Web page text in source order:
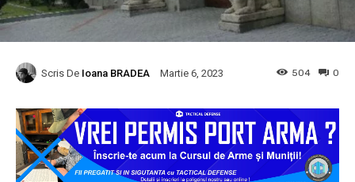
Scris De Ioana BRADEA Martie 6, 2023 0
504